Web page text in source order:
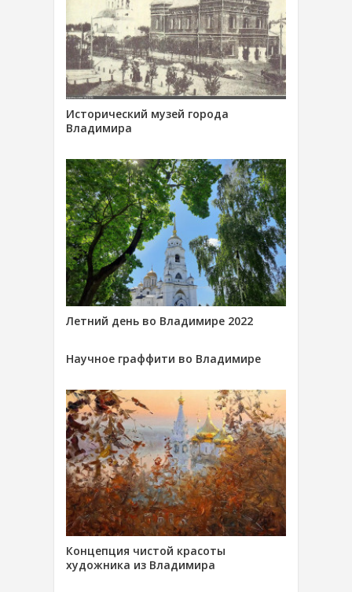
Исторический музей города
Владимира
Летний день во Владимире 2022
Научное граффити во Владимире
Концепция чистой красоты
художника из Владимира